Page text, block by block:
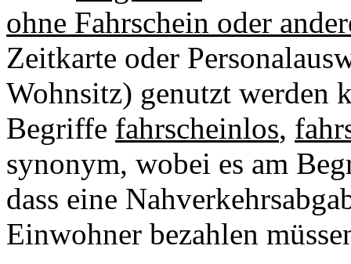
ohne Fahrschein oder
Zeitkarte oder
Wohnsitz) genutzt werden
Begriffe fahrscheinlos,
synonym, wobei es am
dass eine
Einwohner bezahlen